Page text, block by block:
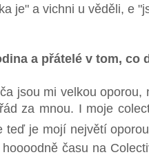
je" a vichni u věděli, e
a přátelé v tom, co
jsou mi velkou
za mnou. I moje
je mojí největí
času na